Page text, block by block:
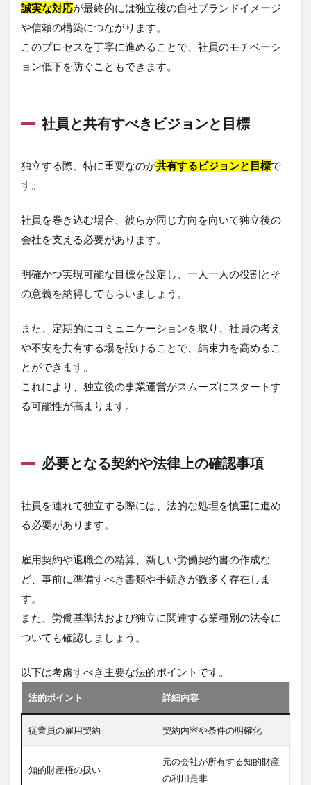
誠実な対応が最終的には独立後の自社ブランドイメージ
や信頼の構築につながります。
このプロセスを丁寧に進めることで、社員のモチベーシ
ョン低下を防ぐこともできます。
社員と共有すべきビジョンと目標
独立する際、特に重要なのが共有するビジョンと目標で
す。
社員を巻き込む場合、彼らが同じ方向を向いて独立後の
会社を支える必要があります。
明確かつ実現可能な目標を設定し、一人一人の役割とそ
の意義を納得してもらいましょう。
また、定期的にコミュニケーションを取り、社員の考え
や不安を共有する場を設けることで、結束力を高めるこ
とができます。
これにより、独立後の事業運営がスムーズにスタートす
る可能性が高まります。
必要となる契約や法律上の確認事項
社員を連れて独立する際には、法的な処理を慎重に進め
る必要があります。
雇用契約や退職金の精算、新しい労働契約書の作成な
ど、事前に準備すべき書類や手続きが数多く存在しま
す。
また、労働基準法および独立に関連する業種別の法令に
ついても確認しましょう。
以下は考慮すべき主要な法的ポイントです。
法的ポイント 詳細内容
従業員の雇用契約 契約内容や条件の明確化
知的財産権の扱い
元の会社が所有する知的財産
の利用是非